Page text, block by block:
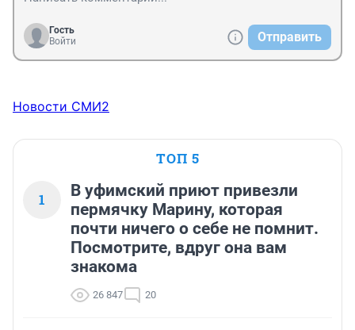
Гость
Войти
Отправить
Новости СМИ2
ТОП 5
1
В уфимский приют привезли
пермячку Марину, которая
почти ничего о себе не помнит.
Посмотрите, вдруг она вам
знакома
26 847 20